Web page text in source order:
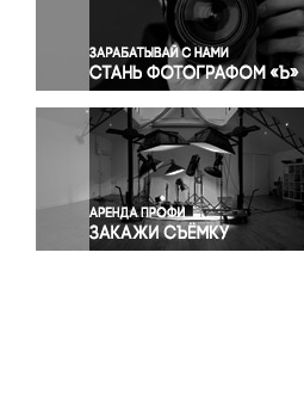
Правосудие
Происшествия и конфликты
Религия
Светская жизнь
Спорт
Экология
Экономика и бизнес